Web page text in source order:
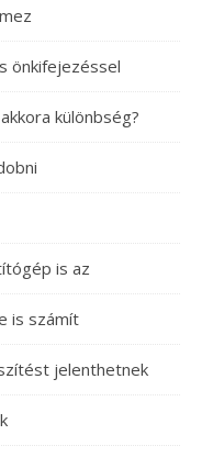
önkifejezéssel
különbség?
is az
is számít
jelenthetnek